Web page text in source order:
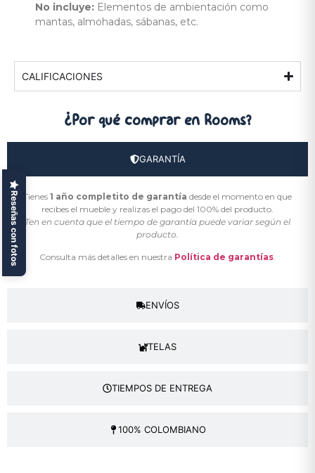
No incluye: Elementos de ambientación como
mantas, almohadas, sábanas, etc.
CALIFICACIONES
¿Por qué comprar en Rooms?
GARANTÍA
ENVÍOS
TELAS
TIEMPOS DE ENTREGA
100% COLOMBIANO
Tienes 1 año completito de garantía desde el momento en que
recibes el mueble y realizas el pago del 100% del producto.
Ten en cuenta que el tiempo de garantía puede variar según el
producto.
Consulta más detalles en nuestra Política de garantías.
Reseñas con fotos